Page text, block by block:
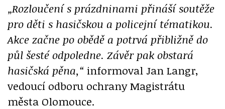
„Rozloučení s prázdninami přináší soutěže
pro děti s hasičskou a policejní tématikou.
Akce začne po obědě a potrvá přibližně do
půl šesté odpoledne. Závěr pak obstará
hasičská pěna,“ informoval Jan Langr,
vedoucí odboru ochrany Magistrátu
města Olomouce.